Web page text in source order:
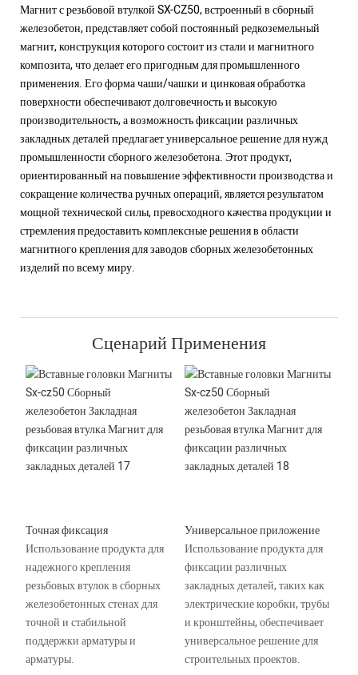
Магнит с резьбовой втулкой SX-CZ50, встроенный в сборный
железобетон, представляет собой постоянный редкоземельный
магнит, конструкция которого состоит из стали и магнитного
композита, что делает его пригодным для промышленного
применения. Его форма чаши/чашки и цинковая обработка
поверхности обеспечивают долговечность и высокую
производительность, а возможность фиксации различных
закладных деталей предлагает универсальное решение для нужд
промышленности сборного железобетона. Этот продукт,
ориентированный на повышение эффективности производства и
сокращение количества ручных операций, является результатом
мощной технической силы, превосходного качества продукции и
стремления предоставить комплексные решения в области
магнитного крепления для заводов сборных железобетонных
изделий по всему миру.
Сценарий Применения
Точная фиксация
Использование продукта для
надежного крепления
резьбовых втулок в сборных
железобетонных стенах для
точной и стабильной
поддержки арматуры и
арматуры.
Универсальное приложение
Использование продукта для
фиксации различных
закладных деталей, таких как
электрические коробки, трубы
и кронштейны, обеспечивает
универсальное решение для
строительных проектов.